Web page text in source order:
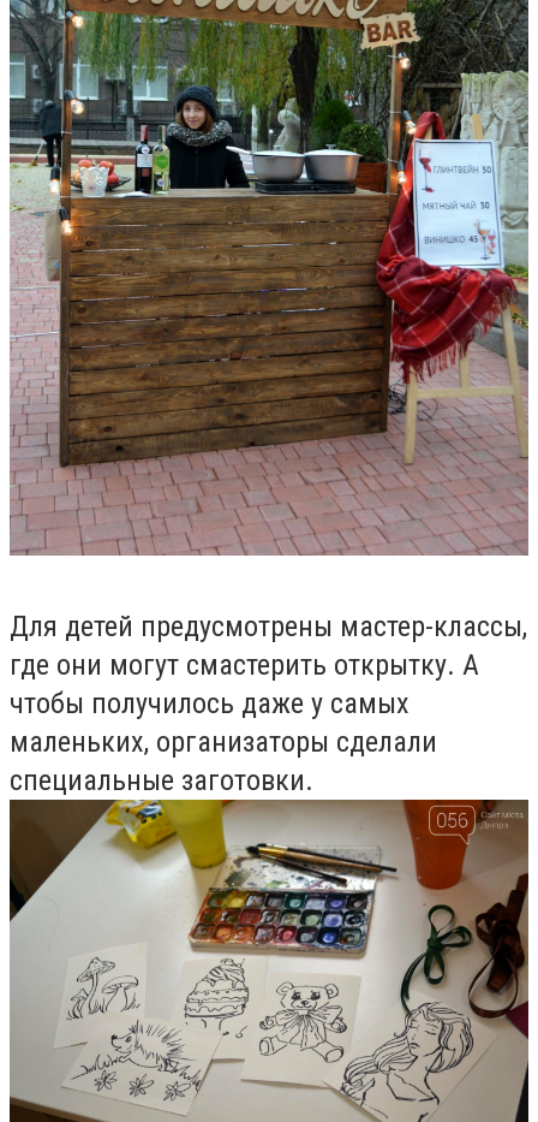
Для детей предусмотрены мастер-классы,
где они могут смастерить открытку. А
чтобы получилось даже у самых
маленьких, организаторы сделали
специальные заготовки.